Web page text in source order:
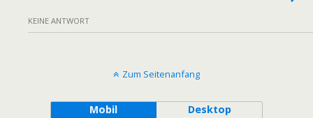
KEINE ANTWORT
Zum Seitenanfang
Mobil Desktop